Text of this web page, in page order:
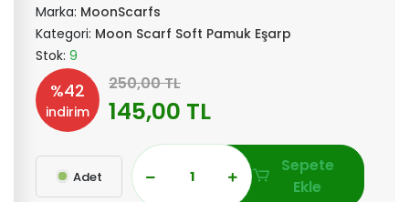
Marka: MoonScarfs
Kategori: Moon Scarf Soft Pamuk Eşarp
Stok: 9
%42
indirim
250,00 TL
145,00 TL
Adet
Sepete
Ekle